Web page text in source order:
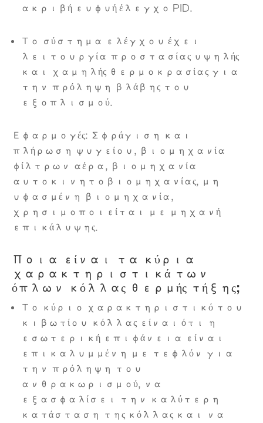
ακριβή ευφυή έλεγχο PID.
Το σύστημα ελέγχου έχει
λειτουργία προστασίας υψηλής
και χαμηλής θερμοκρασίας για
την πρόληψη βλάβης του
εξοπλισμού.
Εφαρμογές: Σφράγιση και
πλήρωση ψυγείου, βιομηχανία
φίλτρων αέρα, βιομηχανία
αυτοκινητοβιομηχανίας, μη
υφασμένη βιομηχανία,
χρησιμοποιείται με μηχανή
επικάλυψης.
Ποια είναι τα κύρια
χαρακτηριστικά των
όπλων κόλλας θερμής τήξης;
Το κύριο χαρακτηριστικό του
κιβωτίου κόλλας είναι ότι η
εσωτερική επιφάνεια είναι
επικαλυμμένη με τεφλόν για
την πρόληψη του
ανθρακωρισμού, να
εξασφαλίσει την καλύτερη
κατάσταση της κόλλας και να